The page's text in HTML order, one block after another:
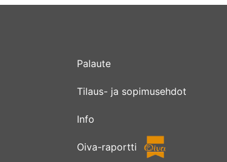
Palaute
Tilaus- ja sopimusehdot
Info
Oiva-raportti